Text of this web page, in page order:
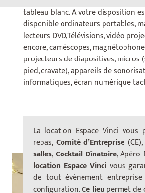
tableau blanc. A votre disposition
disponible ordinateurs portables,
lecteurs DVD,Télévisions, vidéo
encore, caméscopes,
projecteurs de diapositives, micros
pied, cravate), appareils de
informatiques, écran numérique
La location Espace Vinci vous
repas, Comité d’Entreprise (CE),
salles,Cocktail Dînatoire, Apéro
location Espace Vinci vous
de tout évènement
configuration.Ce lieu permet de